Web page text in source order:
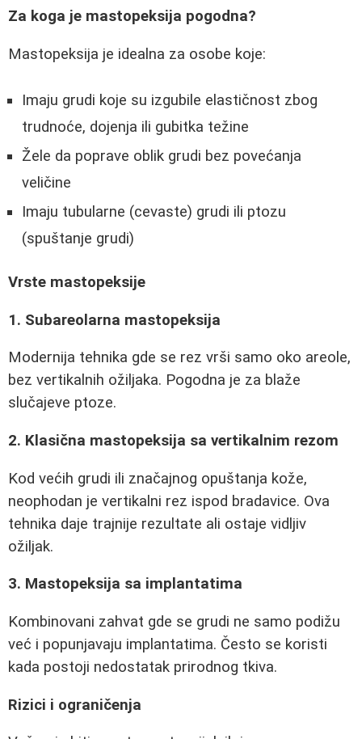
Za koga je mastopeksija pogodna?
Mastopeksija je idealna za osobe koje:
Imaju grudi koje su izgubile elastičnost zbog
trudnoće, dojenja ili gubitka težine
Žele da poprave oblik grudi bez povećanja
veličine
Imaju tubularne (cevaste) grudi ili ptozu
(spuštanje grudi)
Vrste mastopeksije
1. Subareolarna mastopeksija
Modernija tehnika gde se rez vrši samo oko areole,
bez vertikalnih ožiljaka. Pogodna je za blaže
slučajeve ptoze.
2. Klasična mastopeksija sa vertikalnim rezom
Kod većih grudi ili značajnog opuštanja kože,
neophodan je vertikalni rez ispod bradavice. Ova
tehnika daje trajnije rezultate ali ostaje vidljiv
ožiljak.
3. Mastopeksija sa implantatima
Kombinovani zahvat gde se grudi ne samo podižu
već i popunjavaju implantatima. Često se koristi
kada postoji nedostatak prirodnog tkiva.
Rizici i ograničenja